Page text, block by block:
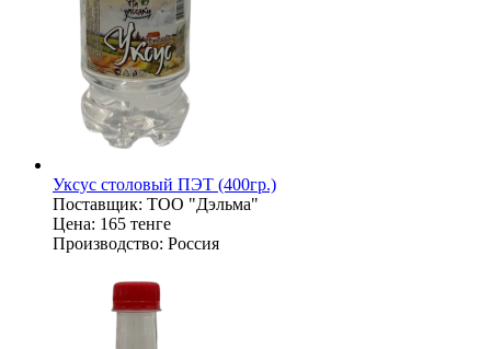
Уксус столовый ПЭТ (400гр.)
Поставщик: ТОО "Дэльма"
Цена: 165 тенге
Производство: Россия